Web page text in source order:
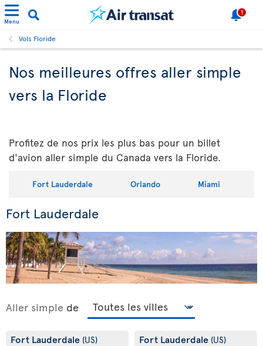
Menu
1
Vols Floride
Nos meilleures offres aller simple
vers la Floride
Profitez de nos prix les plus bas pour un billet
d'avion aller simple du Canada vers la Floride.
Fort Lauderdale Orlando Miami
Fort Lauderdale
Aller simple de
Fort Lauderdale (US) Fort Lauderdale (US)